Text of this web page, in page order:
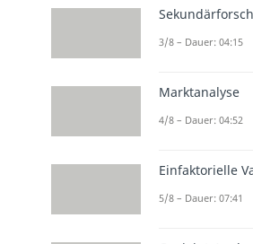
3/8 – Dauer: 04:15
Marktanalyse
4/8 – Dauer: 04:52
Einfaktorielle
5/8 – Dauer: 07:41